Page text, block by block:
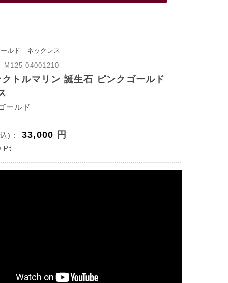
ールド ネックレス
M125-04001210
トルマリン 誕生石 ピンクゴールド
ールド
)： 33,000 円
Pt